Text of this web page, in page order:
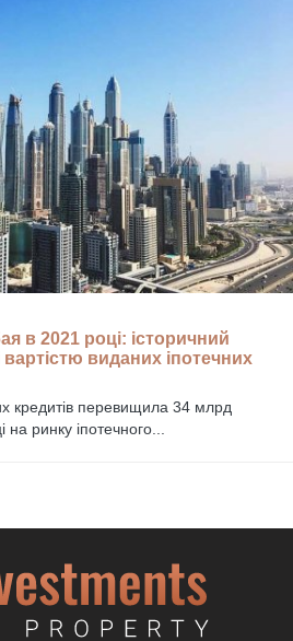
в 2021 році: історичний
вартістю виданих іпотечних
кредитів перевищила 34 млрд
ринку іпотечного...